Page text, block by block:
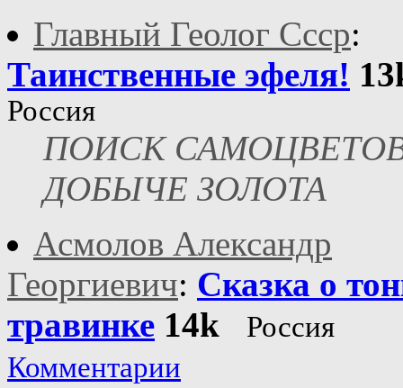
Главный Геолог Ссср:
Таинственные эфеля!
Россия
ПОИСК
ДОБЫЧЕ ЗОЛОТА
Асмолов Александр
Георгиевич: Сказка о
травинке 14k
Россия
Комментарии